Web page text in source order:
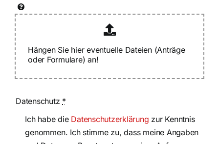
Hängen Sie hier eventuelle Dateien (Anträge
oder Formulare) an!
Datenschutz *
Ich habe die Datenschutzerklärung zur Kenntnis
genommen. Ich stimme zu, dass meine Angaben